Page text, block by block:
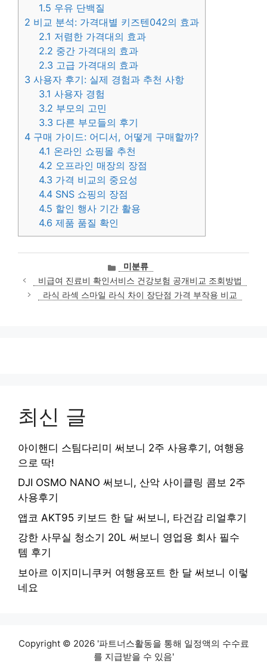
1.5 우유 단백질
2 비교 분석: 가격대별 키즈텐042의 효과
2.1 저렴한 가격대의 효과
2.2 중간 가격대의 효과
2.3 고급 가격대의 효과
3 사용자 후기: 실제 경험과 추천 사항
3.1 사용자 경험
3.2 부모의 고민
3.3 다른 부모들의 후기
4 구매 가이드: 어디서, 어떻게 구매할까?
4.1 온라인 쇼핑몰 추천
4.2 오프라인 매장의 장점
4.3 가격 비교의 중요성
4.4 SNS 쇼핑의 장점
4.5 할인 행사 기간 활용
4.6 제품 품질 확인
카
테
고
리
미분류
비급여 진료비 확인서비스 건강보험 공개비교 조회방법
라식 라섹 스마일 라식 차이 장단점 가격 부작용 비교
최신 글
아이핸디 스팀다리미 써보니 2주 사용후기, 여행용
으로 딱!
DJI OSMO NANO 써보니, 산악 사이클링 콤보 2주
사용후기
앱코 AKT95 키보드 한 달 써보니, 타건감 리얼후기
강한 사무실 청소기 20L 써보니 영업용 회사 필수
템 후기
보아르 이지미니쿠커 여행용포트 한 달 써보니 이렇
네요
Copyright © 2026 '파트너스활동을 통해 일정액의 수수료
를 지급받을 수 있음'